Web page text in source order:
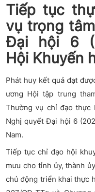
Tiếp tục
vụ trọng
Đại hội 6
Hội Khuyến
Phát huy kết quả đạt
ương Hội tập trung
Thường vụ chỉ đạo thực
Nghị quyết Đại hội 6
Nam.
Tiếp tục chỉ đạo hội
mưu cho tỉnh ủy, thành
chủ động triển khai thực